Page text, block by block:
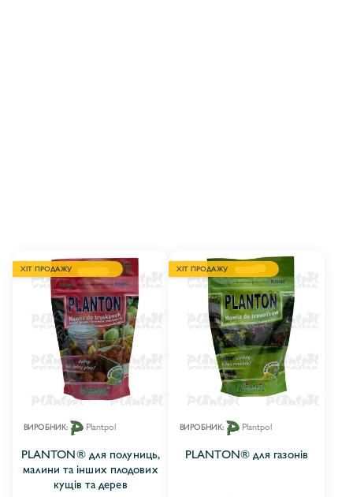
ХІТ ПРОДАЖУ
ВИРОБНИК: Plantpol
PLANTON® для полуниць,
малини та інших плодових
кущів та дерев
ХІТ ПРОДАЖУ
ВИРОБНИК: Plantpol
PLANTON® для газонів